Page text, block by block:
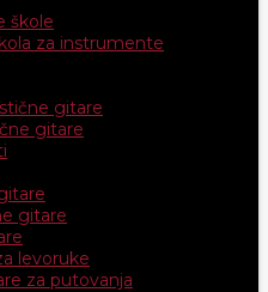
škole
za instrumente
gitare
gitare
levoruke
za putovanja